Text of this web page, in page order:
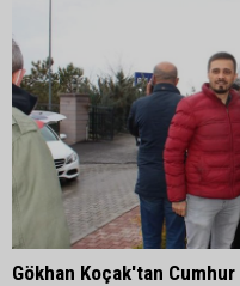
Gökhan Koçak'tan